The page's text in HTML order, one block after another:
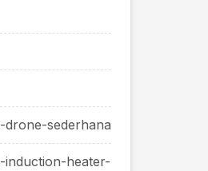
sederhana
induction-heater-